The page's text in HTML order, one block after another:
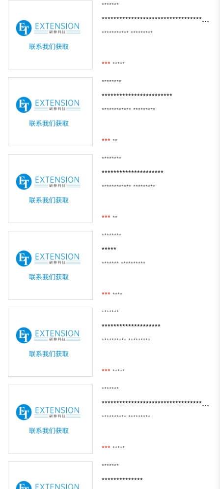
*******
*******************************************
*********** *********
*** *****
********
************************
************ *********
*** **
********
*********************
************ *********
*** **
********
*****
******* **********
*** ****
*******
********************
********** *********
*** *****
*******
********************************************************
********** *********
*** *****
*******
**************